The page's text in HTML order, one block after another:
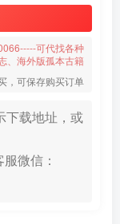
可代找各种
、海外版孤本古籍
，可保存购买订单
下载地址，或
微信：